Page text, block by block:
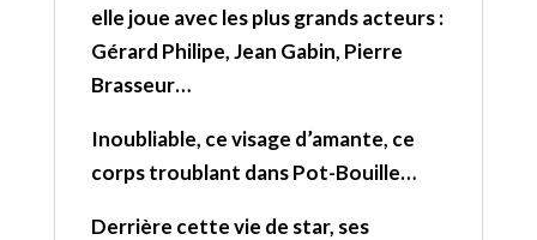
elle joue avec les plus grands acteurs :
Gérard Philipe, Jean Gabin, Pierre
Brasseur…
Inoubliable, ce visage d’amante, ce
corps troublant dans Pot-Bouille…
Derrière cette vie de star, ses